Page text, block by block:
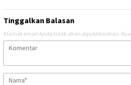
Tinggalkan Balasan
Alamat email Anda tidak akan dipublikasikan.